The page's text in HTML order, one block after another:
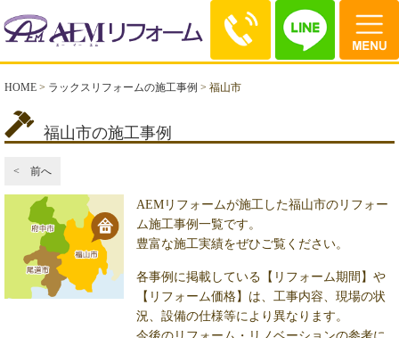
HOME > ラックスリフォームの施工事例 > 福山市
福山市の施工事例
< 前へ
AEMリフォームが施工した福山市のリフォー
ム施工事例一覧です。
豊富な施工実績をぜひご覧ください。
各事例に掲載している【リフォーム期間】や
【リフォーム価格】は、工事内容、現場の状
況、設備の仕様等により異なります。